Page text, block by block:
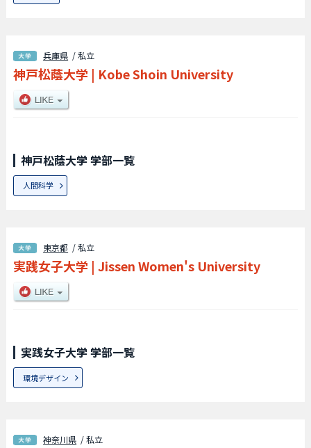
兵庫県 / 私立
神戸松蔭大学 | Kobe Shoin University
神戸松蔭大学 学部一覧
人間科学
東京都 / 私立
実践女子大学 | Jissen Women's University
実践女子大学 学部一覧
環境デザイン
神奈川県 / 私立